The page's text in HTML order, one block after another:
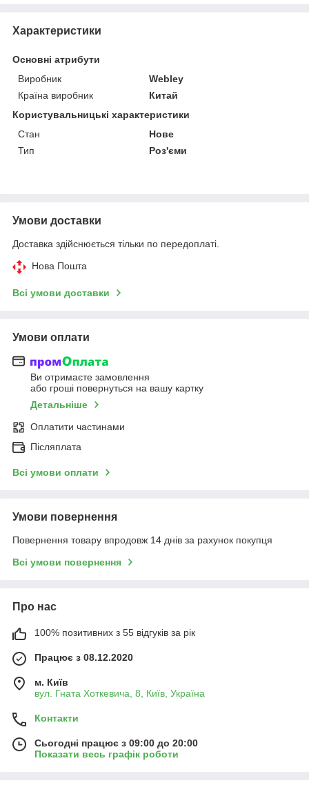
Характеристики
Основні атрибути
Виробник
Webley
Країна виробник
Китай
Користувальницькі характеристики
Стан
Нове
Тип
Роз'єми
Умови доставки
Доставка здійснюється тільки по передоплаті.
Нова Пошта
Всі умови доставки
Умови оплати
Ви отримаєте замовлення
або гроші повернуться на вашу картку
Детальніше
Оплатити частинами
Післяплата
Всі умови оплати
Умови повернення
Повернення товару впродовж 14 днів за рахунок покупця
Всі умови повернення
Про нас
100% позитивних з 55 відгуків за рік
Працює з 08.12.2020
м. Київ
вул. Гната Хоткевича, 8, Київ, Україна
Контакти
Сьогодні працює з 09:00 до 20:00
Показати весь графік роботи